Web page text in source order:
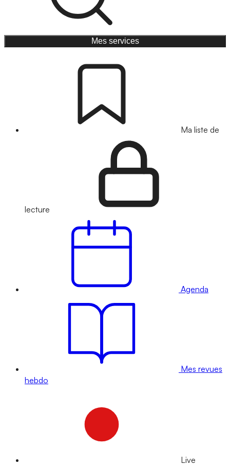
Mes services
Ma liste de
lecture
Agenda
Mes revues
hebdo
Live